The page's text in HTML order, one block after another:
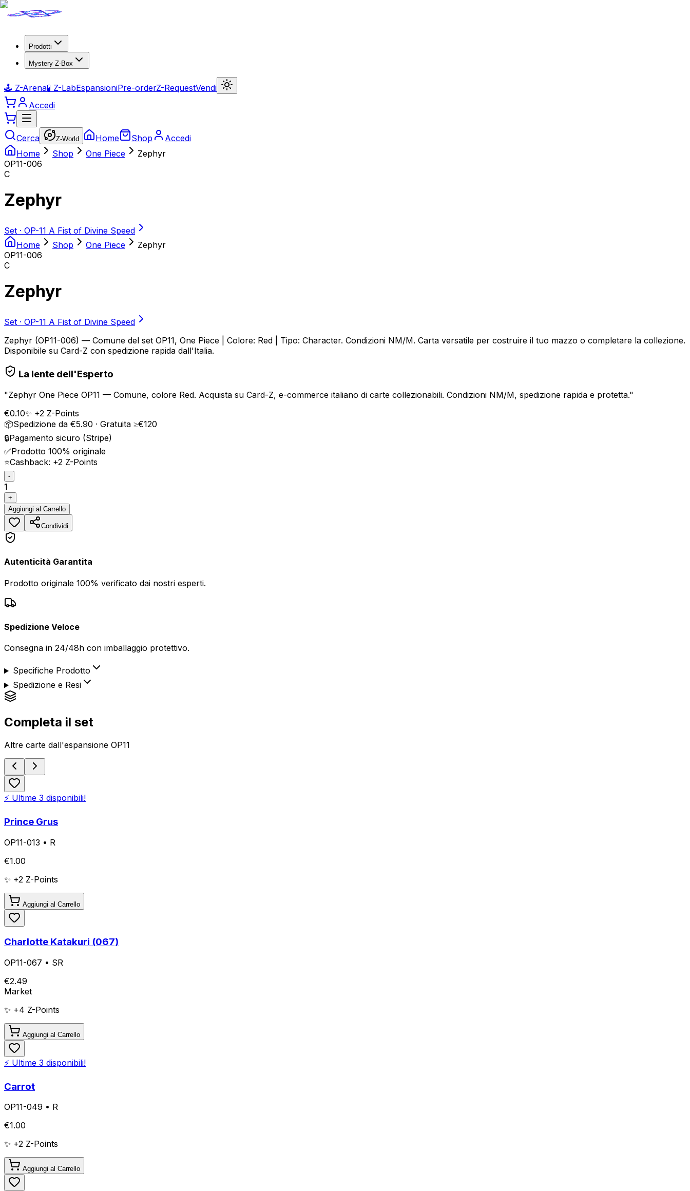
Prodotti
Mystery Z-Box
🕹️ Z-Arena🧪 Z-LabEspansioniPre-orderZ-RequestVendi
Accedi
Cerca Z-World Home Shop
Accedi
Home
Shop One Piece
Zephyr
OP11-006
C
Zephyr
Set · OP-11 A Fist of Divine Speed
Home
Shop One Piece
Zephyr
OP11-006
C
Zephyr
Set · OP-11 A Fist of Divine Speed
Zephyr (OP11-006) — Comune del set OP11, One Piece | Colore: Red | Tipo: Character. Condizioni NM/M. Carta versatile per costruire il tuo mazzo o completare la collezione.
Disponibile su Card-Z con spedizione rapida dall'Italia.
La lente dell'Esperto
"Zephyr One Piece OP11 — Comune, colore Red. Acquista su Card-Z, e-commerce italiano di carte collezionabili. Condizioni NM/M, spedizione rapida e protetta."
€0.10✨ +2 Z-Points
📦Spedizione da €5.90 · Gratuita ≥€120
🔒Pagamento sicuro (Stripe)
✅Prodotto 100% originale
⭐Cashback: +2 Z-Points
-
1
+
Aggiungi al Carrello
Condividi
Autenticità Garantita
Prodotto originale 100% verificato dai nostri esperti.
Spedizione Veloce
Consegna in 24/48h con imballaggio protettivo.
Specifiche Prodotto
Spedizione e Resi
Completa il set
Altre carte dall'espansione OP11
⚡ Ultime 3 disponibili!
Prince Grus
OP11-013 • R
€1.00
✨ +2 Z-Points
Aggiungi al Carrello
Charlotte Katakuri (067)
OP11-067 • SR
€2.49
Market
✨ +4 Z-Points
Aggiungi al Carrello
⚡ Ultime 3 disponibili!
Carrot
OP11-049 • R
€1.00
✨ +2 Z-Points
Aggiungi al Carrello